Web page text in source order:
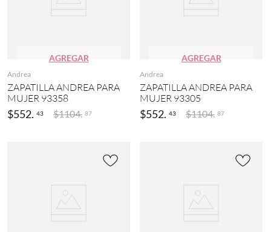
AGREGAR
Andrea
ZAPATILLA ANDREA PARA
MUJER 93358
$552. 43 $1104. 87
AGREGAR
Andrea
ZAPATILLA ANDREA PARA
MUJER 93305
$552. 43 $1104. 87